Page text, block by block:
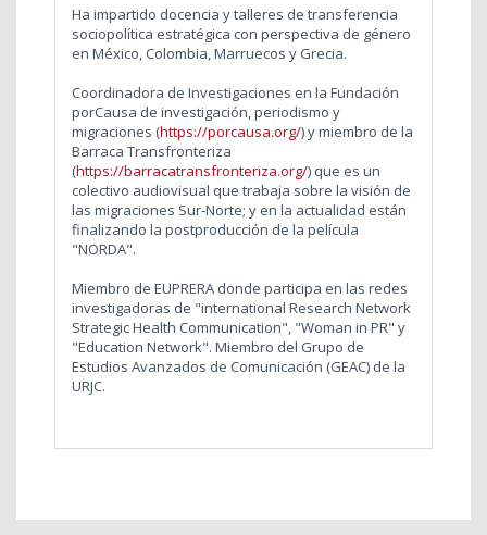
Ha impartido docencia y talleres de transferencia
sociopolítica estratégica con perspectiva de género
en México, Colombia, Marruecos y Grecia.
Coordinadora de Investigaciones en la Fundación
porCausa de investigación, periodismo y
migraciones (https://porcausa.org/) y miembro de la
Barraca Transfronteriza
(https://barracatransfronteriza.org/) que es un
colectivo audiovisual que trabaja sobre la visión de
las migraciones Sur-Norte; y en la actualidad están
finalizando la postproducción de la película
"NORDA".
Miembro de EUPRERA donde participa en las redes
investigadoras de "international Research Network
Strategic Health Communication", "Woman in PR" y
"Education Network". Miembro del Grupo de
Estudios Avanzados de Comunicación (GEAC) de la
URJC.